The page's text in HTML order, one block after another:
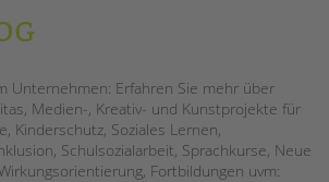
Unternehmen: Erfahren Sie mehr über
Medien-, Kreativ- und Kunstprojekte für
Kinderschutz, Soziales Lernen,
Schulsozialarbeit, Sprachkurse, Neue
Fortbildungen uvm: